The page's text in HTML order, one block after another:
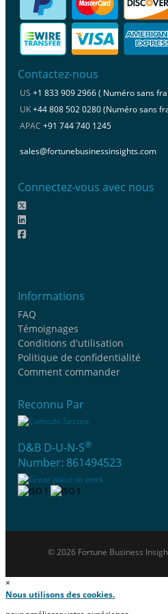
Contactez-nous
US +1 833 909 2966 ( Numéro sans
UK+44 808 502 0280 (Numéro sans
APAC +91 744 740 1245
sales@fortunebusinessinsights.com
Connectez-vous avec nous
Informations
FAQ
Témoignages
Conditions d'utilisation
Politique de confidentialité
Comment commander
Reconnu Par
D&B D-U-N-S®
Number: 861494523
© 2026 Fortune Business
×
Nous utilisons des cookies.